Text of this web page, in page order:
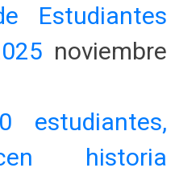
Estudiantes
noviembre
estudiantes,
historia